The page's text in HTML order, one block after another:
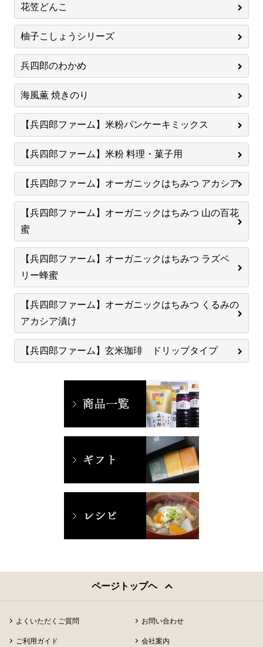
花笠どんこ
柚子こしょうシリーズ
兵四郎のわかめ
海風薫 焼きのり
【兵四郎ファーム】米粉パンケーキミックス
【兵四郎ファーム】米粉 料理・菓子用
【兵四郎ファーム】オーガニックはちみつ アカシア
【兵四郎ファーム】オーガニックはちみつ 山の百花
蜜
【兵四郎ファーム】オーガニックはちみつ ラズベ
リー蜂蜜
【兵四郎ファーム】オーガニックはちみつ くるみの
アカシア漬け
【兵四郎ファーム】玄米珈琲 ドリップタイプ
ページトップヘ
よくいただくご質問 お問い合わせ
ご利用ガイド 会社案内